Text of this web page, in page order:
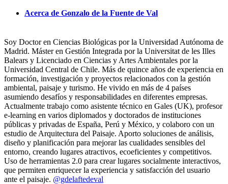
Acerca de Gonzalo de la Fuente de Val
Soy Doctor en Ciencias Biológicas por la Universidad Autónoma de
Madrid. Máster en Gestión Integrada por la Universitat de les Illes
Balears y Licenciado en Ciencias y Artes Ambientales por la
Universidad Central de Chile. Más de quince años de experiencia en
formación, investigación y proyectos relacionados con la gestión
ambiental, paisaje y turismo. He vivido en más de 4 países
asumiendo desafíos y responsabilidades en diferentes empresas.
Actualmente trabajo como asistente técnico en Gales (UK), profesor
e-learning en varios diplomados y doctorados de instituciones
públicas y privadas de España, Perú y México, y colaboro con un
estudio de Arquitectura del Paisaje. Aporto soluciones de análisis,
diseño y planificación para mejorar las cualidades sensibles del
entorno, creando lugares atractivos, ecoeficientes y competitivos.
Uso de herramientas 2.0 para crear lugares socialmente interactivos,
que permiten enriquecer la experiencia y satisfacción del usuario
ante el paisaje. @gdelaftedeval